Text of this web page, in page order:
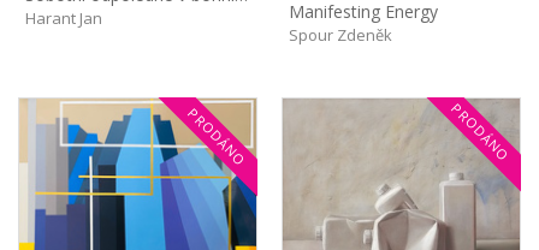
Harant Jan Manifesting Energy
Spour Zdeněk
PRODÁNO PRODÁNO